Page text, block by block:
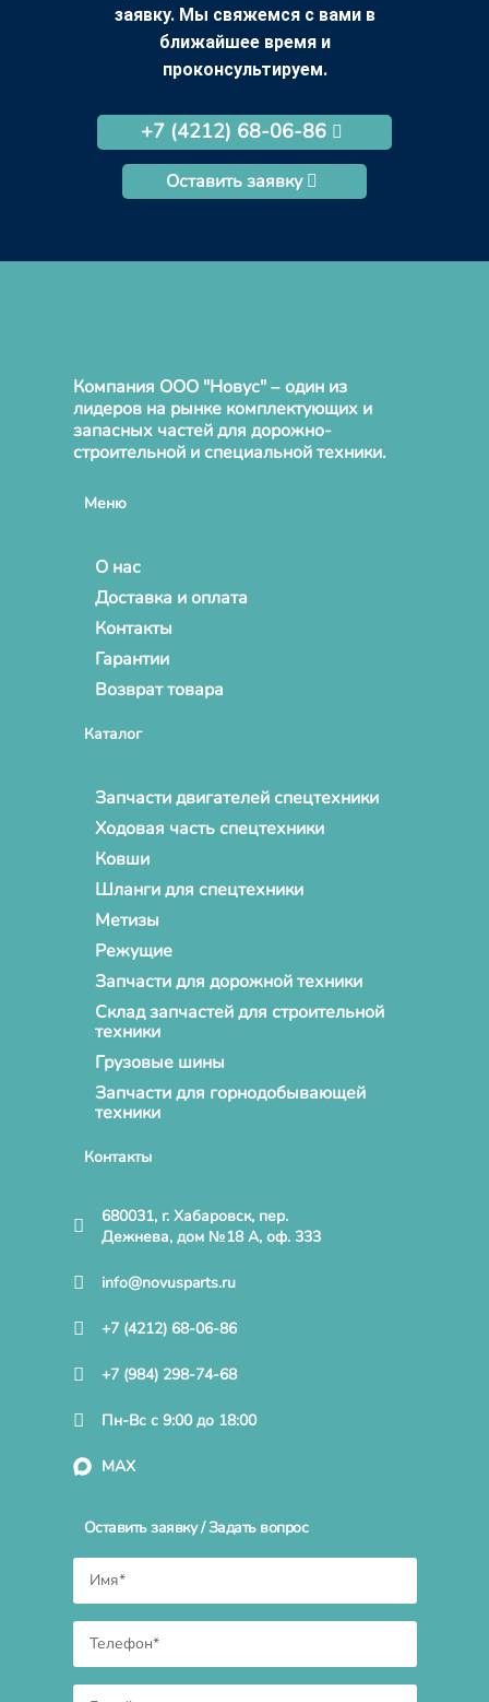
заявку. Мы свяжемся с вами в
ближайшее время и
проконсультируем.
+7 (4212) 68-06-86
Оставить заявку
Компания ООО "Новус" – один из
лидеров на рынке комплектующих и
запасных частей для дорожно-
строительной и специальной техники.
Меню
О нас
Доставка и оплата
Контакты
Гарантии
Возврат товара
Каталог
Запчасти двигателей спецтехники
Ходовая часть спецтехники
Ковши
Шланги для спецтехники
Метизы
Режущие
Запчасти для дорожной техники
Склад запчастей для строительной
техники
Грузовые шины
Запчасти для горнодобывающей
техники
Контакты
680031, г. Хабаровск, пер.
Дежнева, дом №18 А, оф. 333
info@novusparts.ru
+7 (4212) 68-06-86
+7 (984) 298-74-68
Пн-Вс с 9:00 до 18:00
MAX
Оставить заявку / Задать вопрос